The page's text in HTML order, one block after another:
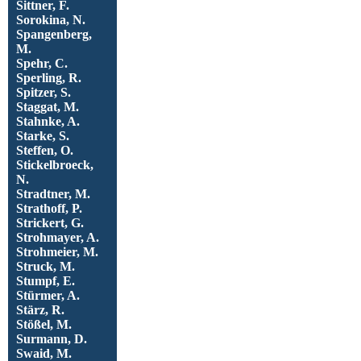
Sittner, F.
Sorokina, N.
Spangenberg,
M.
Spehr, C.
Sperling, R.
Spitzer, S.
Staggat, M.
Stahnke, A.
Starke, S.
Steffen, O.
Stickelbroeck,
N.
Stradtner, M.
Strathoff, P.
Strickert, G.
Strohmayer, A.
Strohmeier, M.
Struck, M.
Stumpf, E.
Stürmer, A.
Stärz, R.
Stößel, M.
Surmann, D.
Swaid, M.